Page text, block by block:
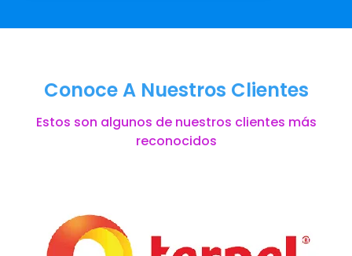
Conoce A Nuestros Clientes
Estos son algunos de nuestros clientes más
reconocidos